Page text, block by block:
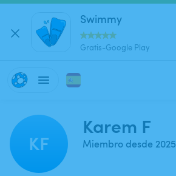
Swimmy
Gratis-Google Play
KF
Karem F
Miembro desde 2025